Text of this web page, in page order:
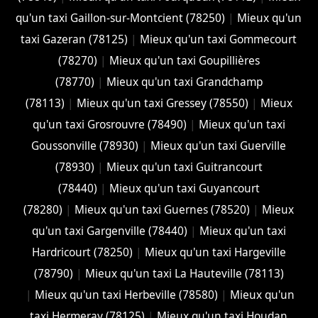
qu'un taxi Gaillon-sur-Montcient (78250) | Mieux qu'un
taxi Gazeran (78125) | Mieux qu'un taxi Gommecourt
(78270) | Mieux qu'un taxi Goupillières
(78770) | Mieux qu'un taxi Grandchamp
(78113) | Mieux qu'un taxi Gressey (78550) | Mieux
qu'un taxi Grosrouvre (78490) | Mieux qu'un taxi
Goussonville (78930) | Mieux qu'un taxi Guerville
(78930) | Mieux qu'un taxi Guitrancourt
(78440) | Mieux qu'un taxi Guyancourt
(78280) | Mieux qu'un taxi Guernes (78520) | Mieux
qu'un taxi Gargenville (78440) | Mieux qu'un taxi
Hardricourt (78250) | Mieux qu'un taxi Hargeville
(78790) | Mieux qu'un taxi La Hauteville (78113)
| Mieux qu'un taxi Herbeville (78580) | Mieux qu'un